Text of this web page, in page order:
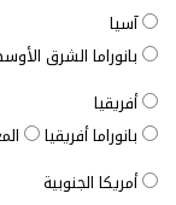
آسيا
بانوراما الشرق
أفريقيا
بانوراما أفريقيا
أمريكا الجنوبية